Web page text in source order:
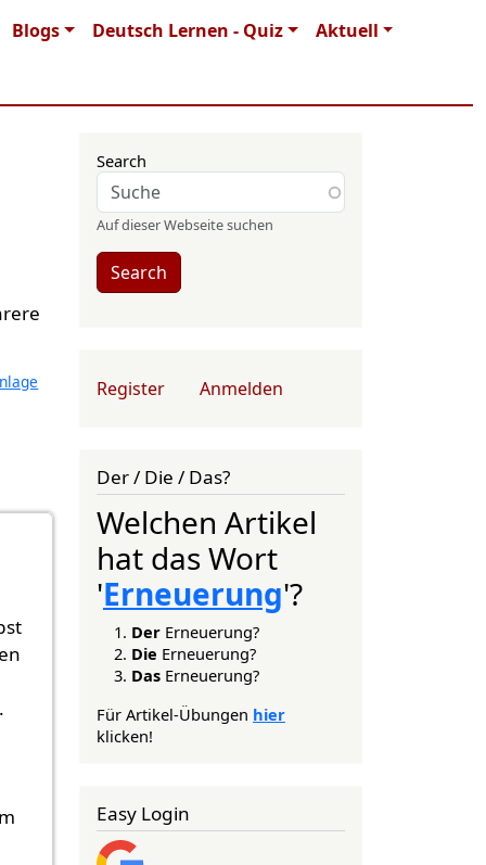
Blogs Deutsch Lernen - Quiz Aktuell
Search
Auf dieser Webseite suchen
Search
User account menu
Register Anmelden
Der / Die / Das?
Welchen Artikel
hat das Wort
'Erneuerung'?
Der Erneuerung?
Die Erneuerung?
Das Erneuerung?
Für Artikel-Übungen hier
klicken!
Easy Login